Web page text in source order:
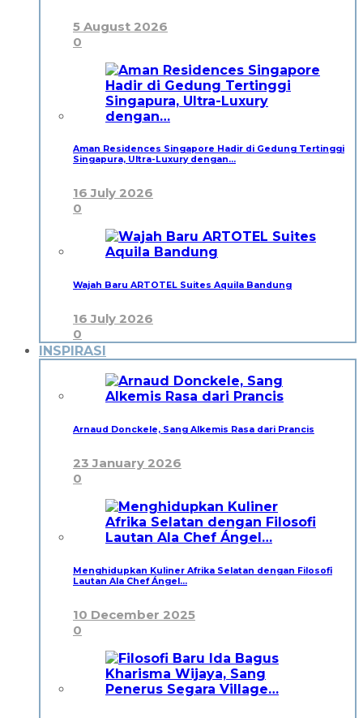
5 August 2026
0
Aman Residences Singapore Hadir di Gedung Tertinggi
Singapura, Ultra-Luxury dengan…
16 July 2026
0
Wajah Baru ARTOTEL Suites Aquila Bandung
16 July 2026
0
INSPIRASI
Arnaud Donckele, Sang Alkemis Rasa dari Prancis
23 January 2026
0
Menghidupkan Kuliner Afrika Selatan dengan Filosofi
Lautan Ala Chef Ángel…
10 December 2025
0